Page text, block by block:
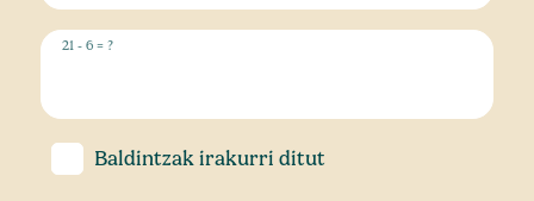
21 - 6 = ?
Baldintzakirakurri ditut